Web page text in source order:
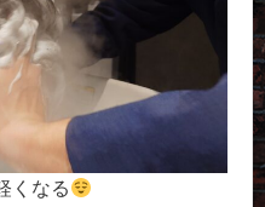
くなる